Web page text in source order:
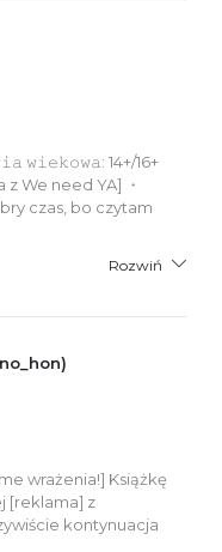
𝚠𝚒𝚎𝚔𝚘𝚠𝚊: 14+/16+
We need YA] ・
czas, bo czytam
Rozwiń
wrażenia!] Książkę
[reklama] z
kontynuacja